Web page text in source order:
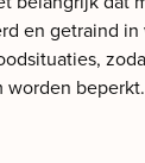
en getraind
worden beperkt.